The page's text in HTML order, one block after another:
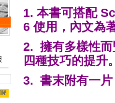
1. 本書可搭配
6 使用，內文為
2. 擁有多樣性而
四種技巧的提升
3. 書末附有一片